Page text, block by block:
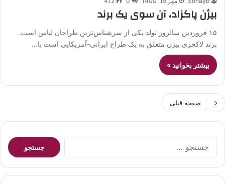
بیژن پاکزاد، آن سوی یک برند
۱۵ فروردین سالروز تولد یکی از سرشناس‌ترین طراحان لباس است.
برند لاکچری بیژن متعلق به یک طراح ایرانی-آمریکایی است با…
بیشتر بخوانید »
صفحه قبلی
جستجو
برای: